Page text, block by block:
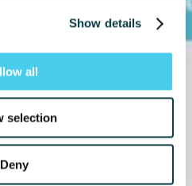
Show details
all
selection
Deny